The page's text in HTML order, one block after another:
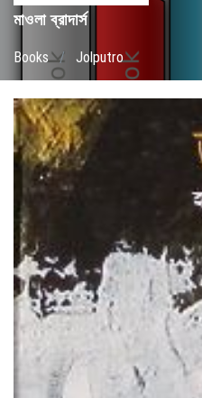
মাওলা ব্রাদার্স
Books / Jolputro